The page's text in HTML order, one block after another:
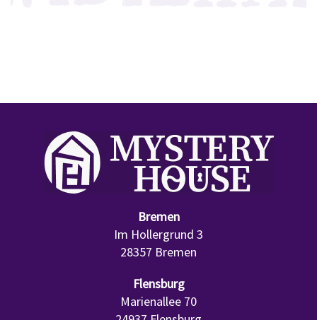
Bremen
Im Hollergrund 3
28357 Bremen
Flensburg
Marienallee 70